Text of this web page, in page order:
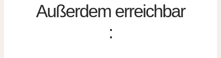
Außerdem erreichbar
: